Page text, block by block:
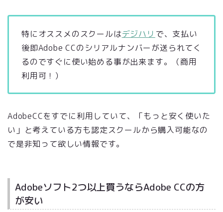
特にオススメのスクールはデジハリ で、支払い
後即Adobe CCのシリアルナンバーが送られてく
るのですぐに使い始める事が出来ます。（商用
利用可！）
AdobeCCをすでに利用していて、「もっと安く使いた
い」と考えている方も認定スクールから購入可能なの
で是非知って欲しい情報です。
Adobeソフト2つ以上買うならAdobe CCの方
が安い